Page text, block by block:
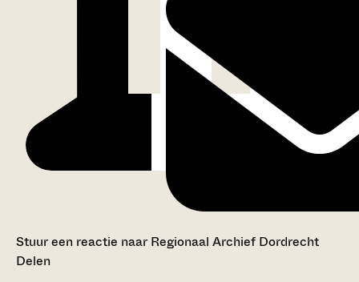
Stuur een reactie naar Regionaal Archief Dordrecht
Delen